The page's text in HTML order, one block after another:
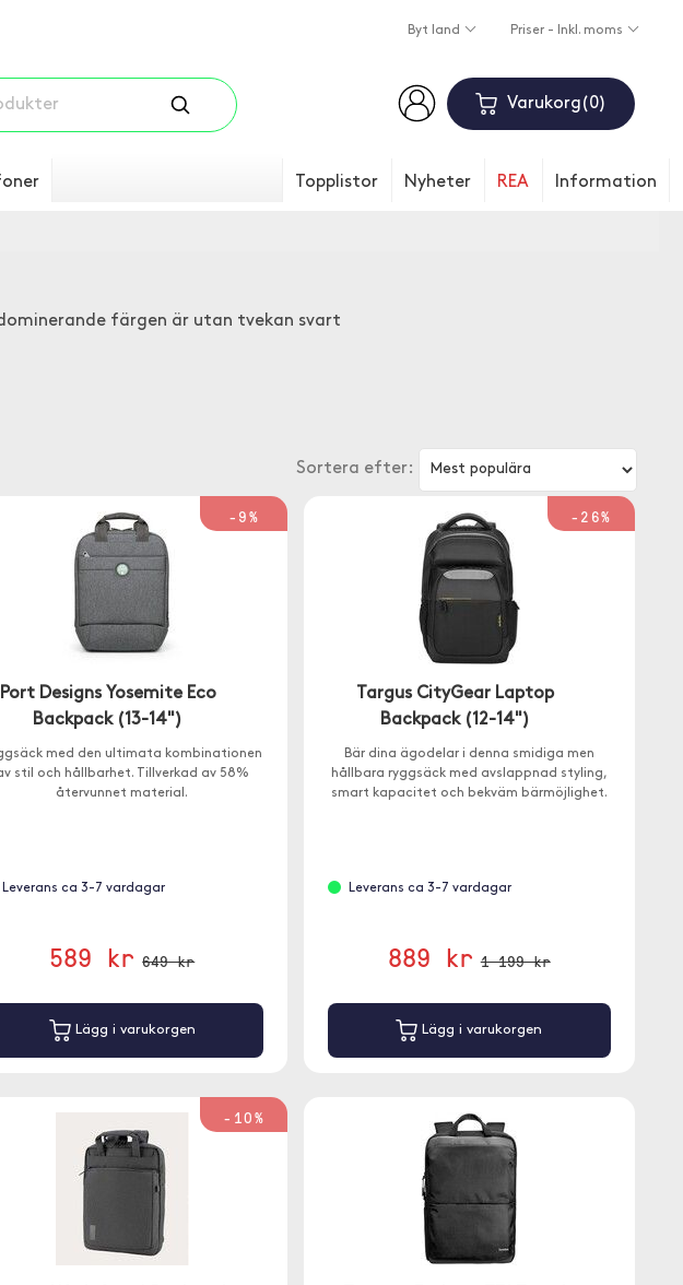
Byt land Priser - Inkl. moms
Varukorg 0
Topplistor Nyheter REA Information
färgen är utan tvekan svart
Sortera efter:
-9%
Port Designs Yosemite Eco
Backpack (13-14")
med den ultimata kombinationen
stil och hållbarhet. Tillverkad av 58%
återvunnet material.
Leverans ca 3-7 vardagar
589 kr 649 kr
Lägg i varukorgen
-26%
Targus CityGear Laptop
Backpack (12-14")
Bär dina ägodelar i denna smidiga men
hållbara ryggsäck med avslappnad styling,
smart kapacitet och bekväm bärmöjlighet.
Leverans ca 3-7 vardagar
889 kr 1 199 kr
Lägg i varukorgen
-10%